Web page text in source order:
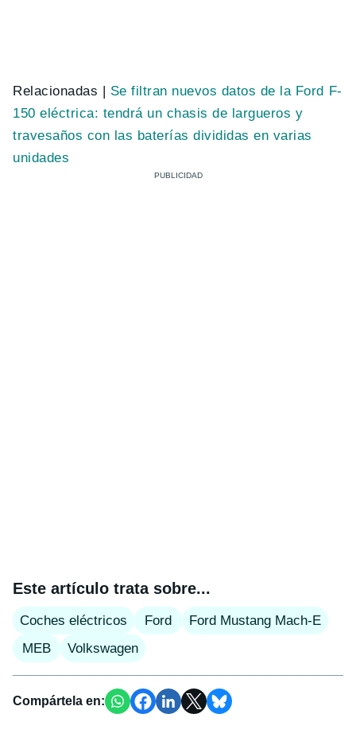
Relacionadas | Se filtran nuevos datos de la Ford F-
150 eléctrica: tendrá un chasis de largueros y
travesaños con las baterías divididas en varias
unidades
Este artículo trata sobre...
Coches eléctricos Ford
Ford Mustang Mach-E
MEB
Volkswagen
Compártela en: